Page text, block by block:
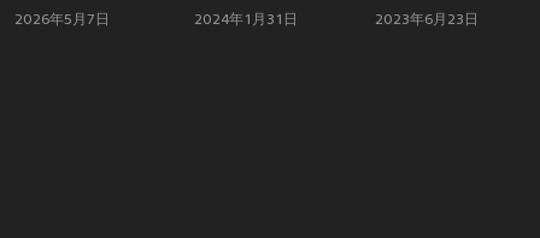
2026年5月7日 2024年1月31日 2023年6月23日